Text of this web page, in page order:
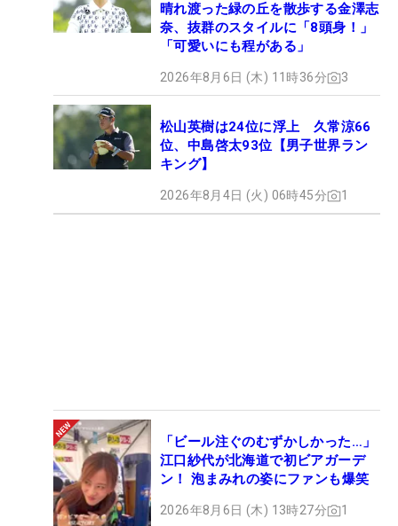
晴れ渡った緑の丘を散歩する金澤志
奈、抜群のスタイルに「8頭身！」
「可愛いにも程がある」
2026年8月6日 (木) 11時36分 3
松山英樹は24位に浮上 久常涼66
位、中島啓太93位【男子世界ラン
キング】
2026年8月4日 (火) 06時45分 1
「ビール注ぐのむずかしかった…」
江口紗代が北海道で初ビアガーデ
ン！ 泡まみれの姿にファンも爆笑
2026年8月6日 (木) 13時27分 1